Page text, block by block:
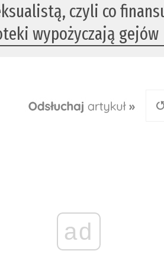
czyli co
wypożyczają gejów
ad